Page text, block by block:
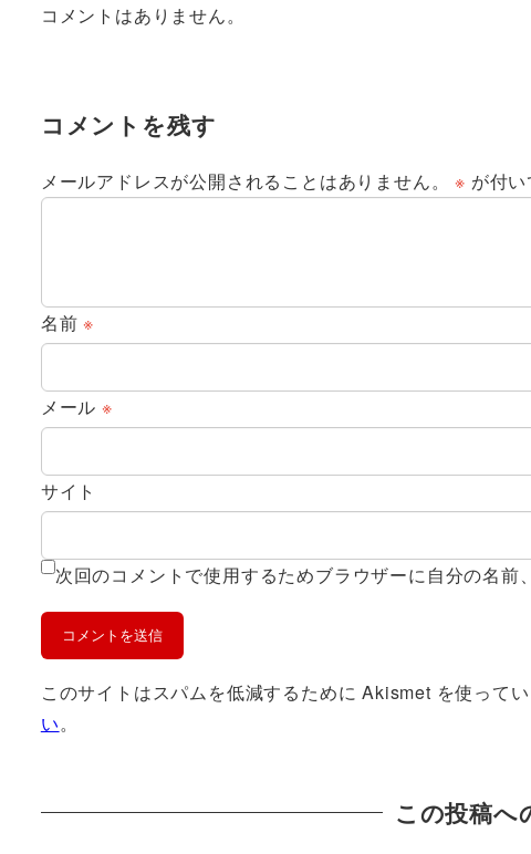
コメントはありません。
コメントを残す
メールアドレスが公開されることはありません。 ※ が付
名前※
メール ※
サイト
次回のコメントで使用するためブラウザーに自分の名前
このサイトはスパムを低減するために Akismet を使ってい
い。
この投稿へ